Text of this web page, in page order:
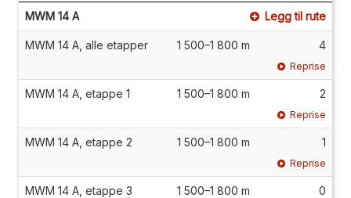
MWM 14 A Legg til rute
MWM 14 A, alle etapper 1 500–1 800 m 4
Reprise
MWM 14 A, etappe 1 1 500–1 800 m 2
Reprise
MWM 14 A, etappe 2 1 500–1 800 m 1
Reprise
MWM 14 A, etappe 3 1 500–1 800 m 0